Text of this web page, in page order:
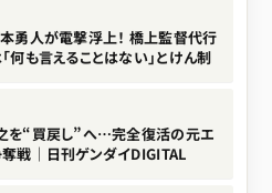
勇人が電撃浮上！ 橋上監督代行
何も言えることはない」とけん制
を“買戻し”へ…完全復活の元エ
戦｜日刊ゲンダイDIGITAL